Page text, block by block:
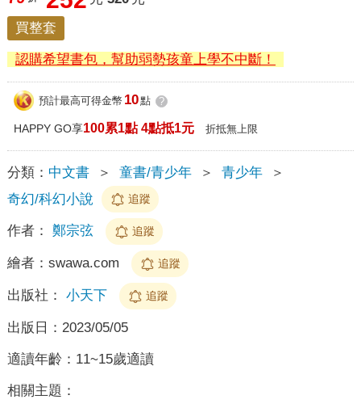
買整套
認購希望書包，幫助弱勢孩童上學不中斷！
預計最高可得金幣 10點 ?
HAPPY GO享100累1點 4點抵1元 折抵無上限
分類： 中文書 ＞ 童書/青少年 ＞ 青少年
＞
奇幻/科幻小說
追蹤
作者： 鄭宗弦 追蹤
繪者： swawa.com 追蹤
出版社： 小天下 追蹤
出版日： 2023/05/05
適讀年齡： 11~15歲適讀
相關主題：